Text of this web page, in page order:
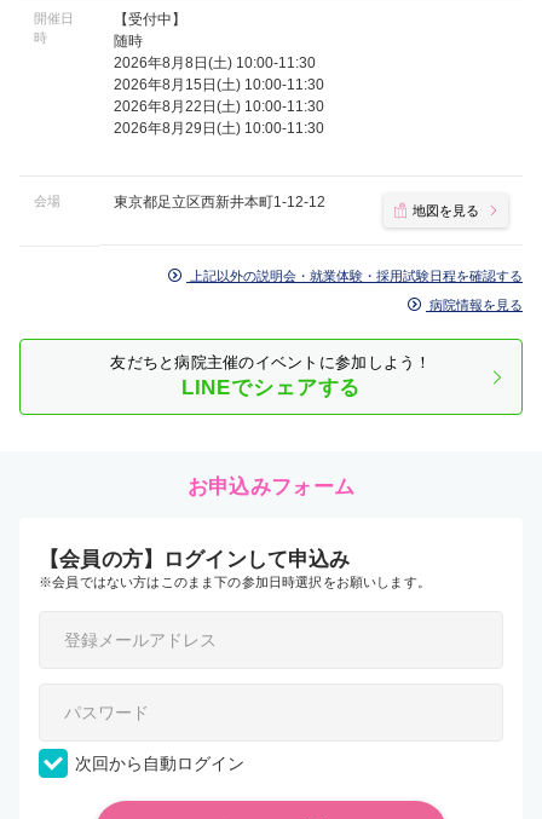
開催日
時
【受付中】
随時
2026年8月8日(土) 10:00-11:30
2026年8月15日(土) 10:00-11:30
2026年8月22日(土) 10:00-11:30
2026年8月29日(土) 10:00-11:30
会場 東京都足立区西新井本町1-12-12 地図を見る
上記以外の説明会・就業体験・採用試験日程を確認する
病院情報を見る
友だちと病院主催のイベントに参加しよう！
LINEでシェアする
お申込みフォーム
【会員の方】ログインして申込み
※会員ではない方はこのまま下の参加日時選択をお願いします。
次回から自動ログイン